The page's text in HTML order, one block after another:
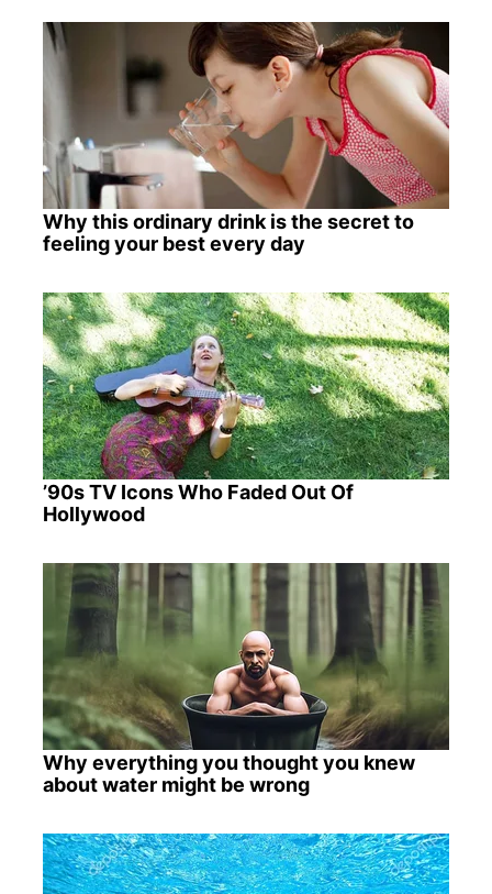
Why this ordinary drink is the secret to
feeling your best every day
’90s TV Icons Who Faded Out Of
Hollywood
Why everything you thought you knew
about water might be wrong